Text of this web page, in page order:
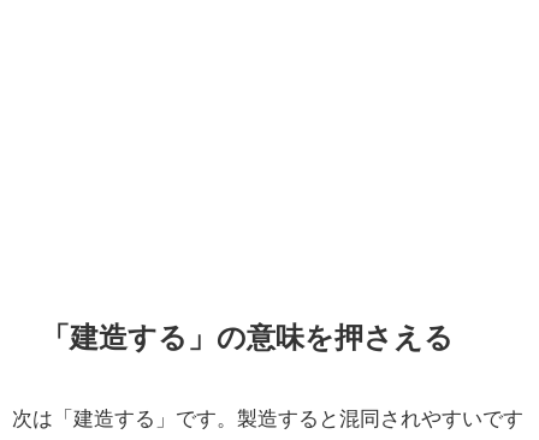
「建造する」の意味を押さえる
次は「建造する」です。製造すると混同されやすいです